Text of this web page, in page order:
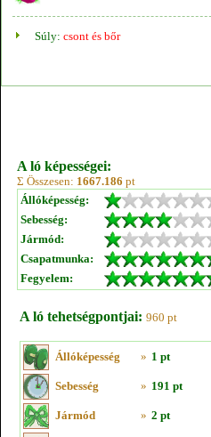
Súly: csont és bőr
A ló képességei:
Σ Összesen: 1667.186 pt
Állóképesség:
Sebesség:
Jármód:
Csapatmunka:
Fegyelem:
A ló tehetségpontjai: 960 pt
Állóképesség » 1 pt
Sebesség » 191 pt
Jármód » 2 pt